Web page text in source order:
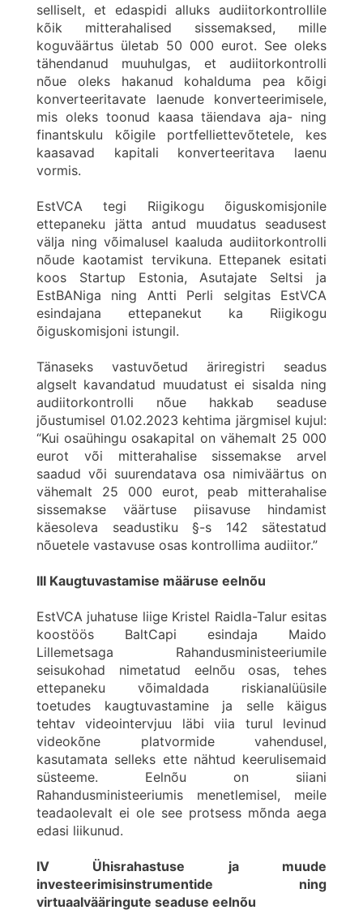
selliselt, et edaspidi alluks audiitorkontrollile
kõik mitterahalised sissemaksed, mille
koguväärtus ületab 50 000 eurot. See oleks
tähendanud muuhulgas, et audiitorkontrolli
nõue oleks hakanud kohalduma pea kõigi
konverteeritavate laenude konverteerimisele,
mis oleks toonud kaasa täiendava aja- ning
finantskulu kõigile portfelliettevõtetele, kes
kaasavad kapitali konverteeritava laenu
vormis.
EstVCA tegi Riigikogu õiguskomisjonile
ettepaneku jätta antud muudatus seadusest
välja ning võimalusel kaaluda audiitorkontrolli
nõude kaotamist tervikuna. Ettepanek esitati
koos Startup Estonia, Asutajate Seltsi ja
EstBANiga ning Antti Perli selgitas EstVCA
esindajana ettepanekut ka Riigikogu
õiguskomisjoni istungil.
Tänaseks vastuvõetud äriregistri seadus
algselt kavandatud muudatust ei sisalda ning
audiitorkontrolli nõue hakkab seaduse
jõustumisel 01.02.2023 kehtima järgmisel kujul:
“Kui osaühingu osakapital on vähemalt 25 000
eurot või mitterahalise sissemakse arvel
saadud või suurendatava osa nimiväärtus on
vähemalt 25 000 eurot, peab mitterahalise
sissemakse väärtuse piisavuse hindamist
käesoleva seadustiku §-s 142 sätestatud
nõuetele vastavuse osas kontrollima audiitor.”
III Kaugtuvastamise määruse eelnõu
EstVCA juhatuse liige Kristel Raidla-Talur esitas
koostöös BaltCapi esindaja Maido
Lillemetsaga Rahandusministeeriumile
seisukohad nimetatud eelnõu osas, tehes
ettepaneku võimaldada riskianalüüsile
toetudes kaugtuvastamine ja selle käigus
tehtav videointervjuu läbi viia turul levinud
videokõne platvormide vahendusel,
kasutamata selleks ette nähtud keerulisemaid
süsteeme. Eelnõu on siiani
Rahandusministeeriumis menetlemisel, meile
teadaolevalt ei ole see protsess mõnda aega
edasi liikunud.
IV Ühisrahastuse ja muude
investeerimisinstrumentide ning
virtuaalvääringute seaduse eelnõu